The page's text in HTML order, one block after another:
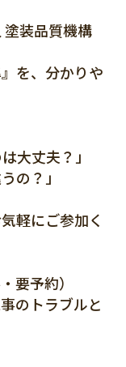
装品質機構
を、分かりや
大丈夫？」
の？」
軽にご参加く
要予約）
のトラブルと